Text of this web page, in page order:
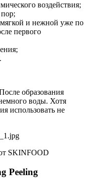
воздействия;
и нежной уже по
первого
образования
воды. Хотя
использовать не
SKINFOOD
Peeling